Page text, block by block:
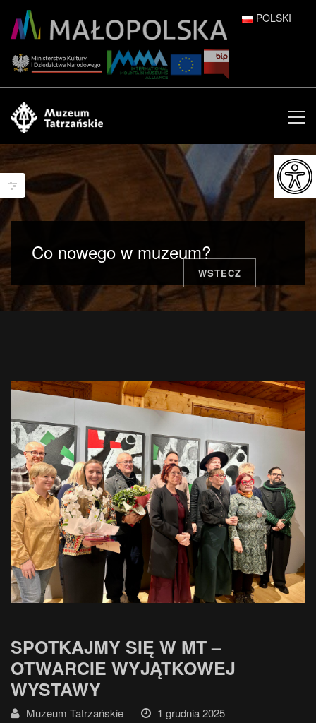
POLSKI
ENGLISH
ESPAÑOL
FRANÇAIS
ITALIANO
日本語
Co nowego w muzeum?
WSTECZ
SPOTKAJMY SIĘ W MT –
OTWARCIE WYJĄTKOWEJ
WYSTAWY
Muzeum Tatrzańskie
1 grudnia 2025